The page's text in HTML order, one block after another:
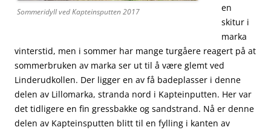
Sommeridyll ved Kapteinsputten 2017
en
skitur i
marka
vinterstid, men i sommer har mange turgåere reagert på at
sommerbruken av marka ser ut til å være glemt ved
Linderudkollen. Der ligger en av få badeplasser i denne
delen av Lillomarka, stranda nord i Kapteinputten. Her var
det tidligere en fin gressbakke og sandstrand. Nå er denne
delen av Kapteinsputten blitt til en fylling i kanten av